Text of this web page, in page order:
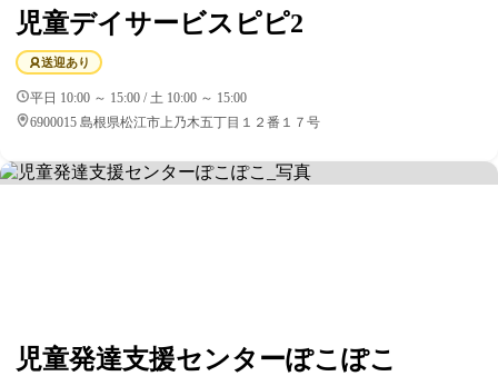
児童デイサービスピピ2
送迎あり
平日 10:00 ～ 15:00 / 土 10:00 ～ 15:00
6900015 島根県松江市上乃木五丁目１２番１７号
児童発達支援センターぽこぽこ